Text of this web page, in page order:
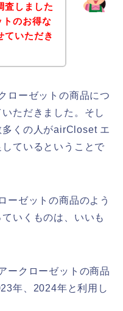
査しました
のお得な
ていただき
ローゼットの商品につ
ただきました。そし
くの人がairCloset エ
ているということで
ーゼットの商品のよう
いくものは、いいも
ークローゼットの商品
年、2024年と利用し